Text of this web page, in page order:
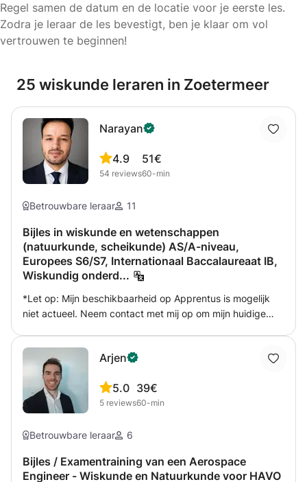
Regel samen de datum en de locatie voor je eerste les.
Zodra je leraar de les bevestigt, ben je klaar om vol
vertrouwen te beginnen!
25 wiskunde leraren in Zoetermeer
Narayan
4.9
54 reviews
51€
60-min
Betrouwbare leraar 11
Bijles in wiskunde en wetenschappen
(natuurkunde, scheikunde) AS/A-niveau,
Europees S6/S7, Internationaal Baccalaureaat IB,
Wiskundig onderd...
*Let op: Mijn beschikbaarheid op Apprentus is mogelijk
niet actueel. Neem contact met mij op om mijn huidige
afgestudeerde met meer dan 14 jaar ervaring in het
lesgeven van Wiskunde tot en met bachelorniveau. In de
loop der jaren heb ik met een breed scala aan studenten
gewerkt en hen succesvol geholpen om uit te blinken in
heb ik meer dan 7 jaar ervaring in het begeleiden van
SAT. Mijn doel is om u te helpen deze tests te beheersen
met effectieve strategieën en een duidelijk begrip van de
Arjen
5.0
5 reviews
39€
60-min
Betrouwbare leraar 6
Bijles / Examentraining van een Aerospace
Engineer - Wiskunde en Natuurkunde voor HAVO